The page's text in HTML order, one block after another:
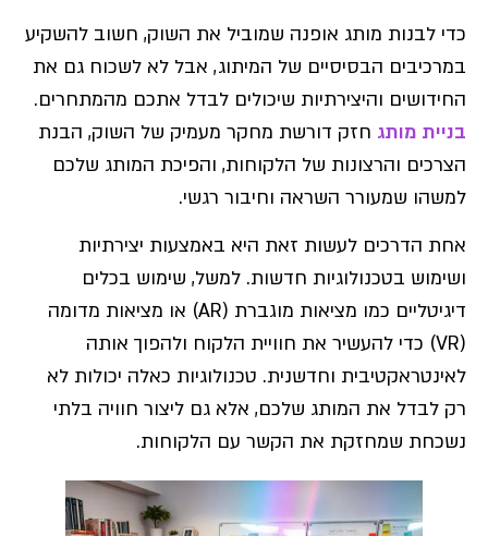
כדי לבנות מותג אופנה שמוביל את השוק, חשוב להשקיע
במרכיבים הבסיסיים של המיתוג, אבל לא לשכוח גם את
החידושים והיצירתיות שיכולים לבדל אתכם מהמתחרים.
בניית מותג חזק דורשת מחקר מעמיק של השוק, הבנת
הצרכים והרצונות של הלקוחות, והפיכת המותג שלכם
למשהו שמעורר השראה וחיבור רגשי.
אחת הדרכים לעשות זאת היא באמצעות יצירתיות
ושימוש בטכנולוגיות חדשות. למשל, שימוש בכלים
דיגיטליים כמו מציאות מוגברת (AR) או מציאות מדומה
(VR) כדי להעשיר את חוויית הלקוח ולהפוך אותה
לאינטראקטיבית וחדשנית. טכנולוגיות כאלה יכולות לא
רק לבדל את המותג שלכם, אלא גם ליצור חוויה בלתי
נשכחת שמחזקת את הקשר עם הלקוחות.